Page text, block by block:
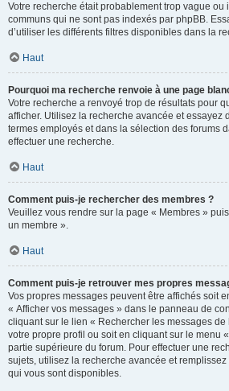
Votre recherche était probablement trop vague ou
communs qui ne sont pas indexés par phpBB.
d’utiliser les différents filtres disponibles dans la
Haut
Pourquoi ma recherche renvoie à une page
Votre recherche a renvoyé trop de résultats pour
afficher. Utilisez la recherche avancée et essayez
termes employés et dans la sélection des forums
effectuer une recherche.
Haut
Comment puis-je rechercher des membres ?
Veuillez vous rendre sur la page « Membres »
un membre ».
Haut
Comment puis-je retrouver mes propres
Vos propres messages peuvent être affichés soit
« Afficher vos messages » dans le panneau de
cliquant sur le lien « Rechercher les messages de
votre propre profil ou soit en cliquant sur le menu
partie supérieure du forum. Pour effectuer une
sujets, utilisez la recherche avancée et
qui vous sont disponibles.